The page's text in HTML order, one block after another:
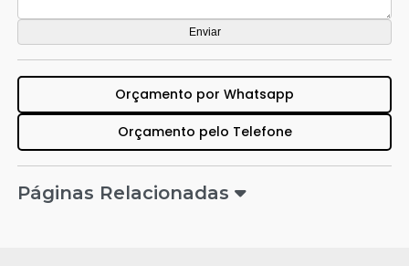
Orçamento por Whatsapp
Orçamento pelo Telefone
Páginas Relacionadas